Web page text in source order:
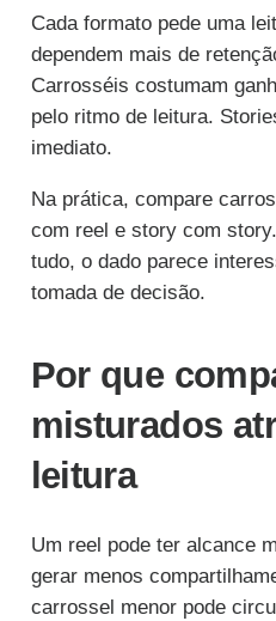
Cada formato pede uma
dependem mais de
Carrosséis costumam
pelo ritmo de leitura.
imediato.
Na prática, compare
com reel e story com
tudo, o dado parece
tomada de decisão.
Por que
misturados
leitura
Um reel pode ter alcance
gerar menos
carrossel menor pode